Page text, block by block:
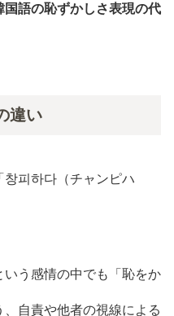
国語の恥ずかしさ表現の代
違い
창피하다（チャンピハ
いう感情の中でも「恥をか
自責や他者の視線による